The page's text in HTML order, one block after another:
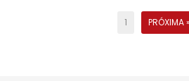
1 PRÓXIMA »